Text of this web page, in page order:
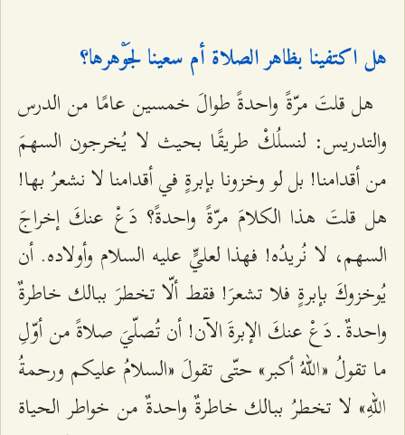
هل اكتفينا بظاهر الصلاة أم سعينا لجَوْهرها؟
هل قلتَ مرّةً واحدةً طوالَ خمسين عامًا من الدرس
والتدريس: لنسلُكْ طريقًا بحيث لا يُخرجون السهمَ
من أقدامنا! بل لو وخزونا بإبرةٍ في أقدامنا لا نشعرُ بها!
هل قلتَ هذا الكلامَ مرّةً واحدةً؟ دَعْ عنكَ إخراجَ
السهم، لا نُريدُه! فهذا لعليٍّ عليه السلام وأولاده. أن
يُوخزوكَ بإبرةٍ فلا تشعرَ! فقط ألّا تخطرَ ببالك خاطرةٌ
واحدةٌ ـ دَعْ عنكَ الإبرةَ الآن! أن تُصلّيَ صلاةً من أوّلِ
ما تقولُ «اللهُ أكبر» حتّى تقولَ «السلامُ عليكم ورحمةُ
اللهِ» لا تخطرُ ببالك خاطرةٌ واحدةٌ من خواطر الحياة